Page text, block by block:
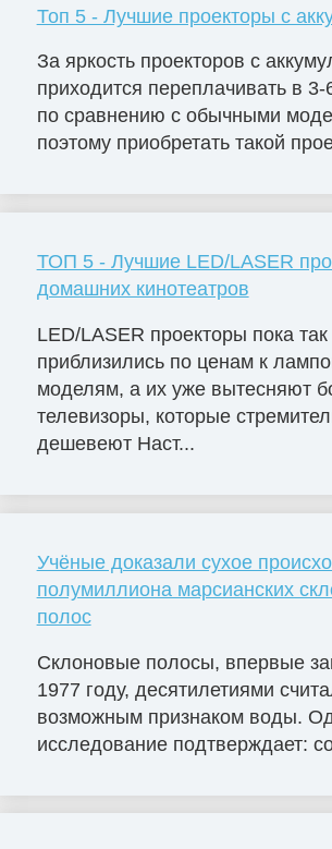
Топ 5 - Лучшие проекторы с
За яркость проекторов с
приходится переплачивать в
по сравнению с обычными
поэтому приобретать такой
ТОП 5 - Лучшие LED/LASER
домашних кинотеатров
LED/LASER проекторы пока
приблизились по ценам к
моделям, а их уже вытесняют
телевизоры, которые
дешевеют Наст...
Учёные доказали сухое
полумиллиона марсианских
полос
Склоновые полосы, впервые
1977 году, десятилетиями
возможным признаком воды.
исследование подтверждает: